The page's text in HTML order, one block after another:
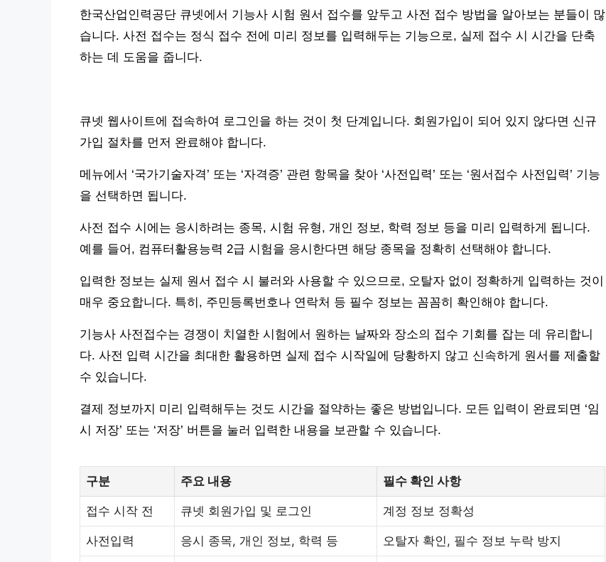
한국산업인력공단 큐넷에서 기능사 시험 원서 접수를 앞두고 사전 접수 방법을 알아보는 분들이 많
습니다. 사전 접수는 정식 접수 전에 미리 정보를 입력해두는 기능으로, 실제 접수 시 시간을 단축
하는 데 도움을 줍니다.
큐넷 웹사이트에 접속하여 로그인을 하는 것이 첫 단계입니다. 회원가입이 되어 있지 않다면 신규
가입 절차를 먼저 완료해야 합니다.
메뉴에서 ‘국가기술자격’ 또는 ‘자격증’ 관련 항목을 찾아 ‘사전입력’ 또는 ‘원서접수 사전입력’ 기능
을 선택하면 됩니다.
사전 접수 시에는 응시하려는 종목, 시험 유형, 개인 정보, 학력 정보 등을 미리 입력하게 됩니다.
예를 들어, 컴퓨터활용능력 2급 시험을 응시한다면 해당 종목을 정확히 선택해야 합니다.
입력한 정보는 실제 원서 접수 시 불러와 사용할 수 있으므로, 오탈자 없이 정확하게 입력하는 것이
매우 중요합니다. 특히, 주민등록번호나 연락처 등 필수 정보는 꼼꼼히 확인해야 합니다.
기능사 사전접수는 경쟁이 치열한 시험에서 원하는 날짜와 장소의 접수 기회를 잡는 데 유리합니
다. 사전 입력 시간을 최대한 활용하면 실제 접수 시작일에 당황하지 않고 신속하게 원서를 제출할
수 있습니다.
결제 정보까지 미리 입력해두는 것도 시간을 절약하는 좋은 방법입니다. 모든 입력이 완료되면 ‘임
시 저장’ 또는 ‘저장’ 버튼을 눌러 입력한 내용을 보관할 수 있습니다.
구분 주요 내용 필수 확인 사항
접수 시작 전 큐넷 회원가입 및 로그인 계정 정보 정확성
사전입력 응시 종목, 개인 정보, 학력 등 오탈자 확인, 필수 정보 누락 방지